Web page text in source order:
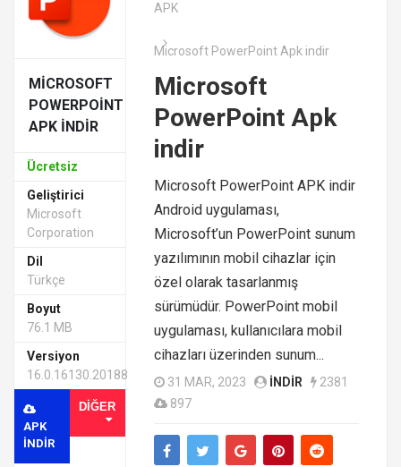
MICROSOFT
POWERPOINT
APK INDIR
Ücretsiz
Geliştirici
Microsoft
Corporation
Dil
Türkçe
Boyut
76.1 MB
Versiyon
16.0.16130.20188
APK
INDIR
DIĞER
APK
Microsoft PowerPoint Apk indir
Microsoft
PowerPoint Apk
indir
Microsoft PowerPoint APK indir
Android uygulaması,
Microsoft’un PowerPoint sunum
yazılımının mobil cihazlar için
özel olarak tasarlanmış
sürümüdür. PowerPoint mobil
uygulaması, kullanıcılara mobil
cihazları üzerinden sunum...
31 MAR, 2023 INDIR
2381
897